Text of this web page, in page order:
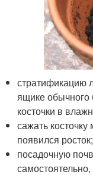
стратификацию
ящике обычного
косточки в
сажать
появился росток;
посадочную